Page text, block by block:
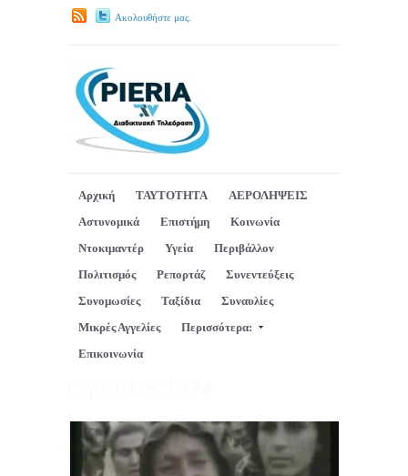
Ακολουθήστε μας.
Αρχική ΤΑΥΤΟΤΗΤΑ
ΑΕΡΟΛΗΨΕΙΣ
Αστυνομικά
Επιστήμη
Κοινωνία
Ντοκιμαντέρ
Υγεία
Περιβάλλον
Πολιτισμός
Ρεπορτάζ
Συνεντεύξεις
Συνομωσίες
Ταξίδια
Συναυλίες
Μικρές Αγγελίες
Περισσότερα:
Επικοινωνία